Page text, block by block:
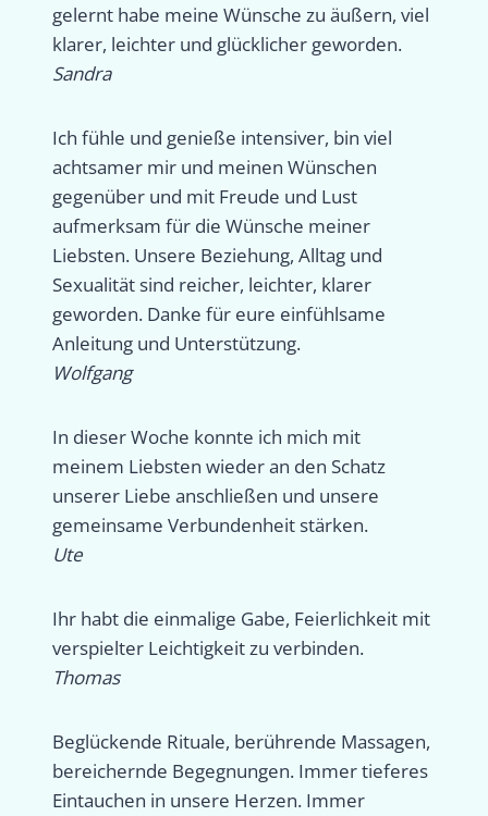
gelernt habe meine Wünsche zu äußern, viel
klarer, leichter und glücklicher geworden.
Sandra
Ich fühle und genieße intensiver, bin viel
achtsamer mir und meinen Wünschen
gegenüber und mit Freude und Lust
aufmerksam für die Wünsche meiner
Liebsten. Unsere Beziehung, Alltag und
Sexualität sind reicher, leichter, klarer
geworden. Danke für eure einfühlsame
Anleitung und Unterstützung.
Wolfgang
In dieser Woche konnte ich mich mit
meinem Liebsten wieder an den Schatz
unserer Liebe anschließen und unsere
gemeinsame Verbundenheit stärken.
Ute
Ihr habt die einmalige Gabe, Feierlichkeit mit
verspielter Leichtigkeit zu verbinden.
Thomas
Beglückende Rituale, berührende Massagen,
bereichernde Begegnungen. Immer tieferes
Eintauchen in unsere Herzen. Immer